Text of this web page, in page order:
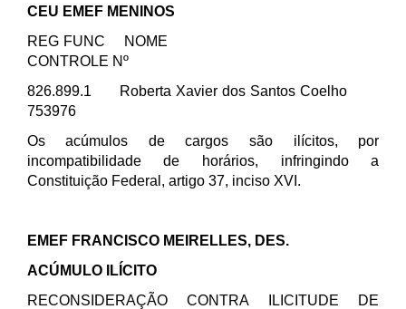
CEU EMEF MENINOS
REG FUNC NOME
CONTROLE Nº
826.899.1 Roberta Xavier dos Santos Coelho
753976
Os acúmulos de cargos são ilícitos, por
incompatibilidade de horários, infringindo a
Constituição Federal, artigo 37, inciso XVI.
EMEF FRANCISCO MEIRELLES, DES.
ACÚMULO ILÍCITO
RECONSIDERAÇÃO CONTRA ILICITUDE DE